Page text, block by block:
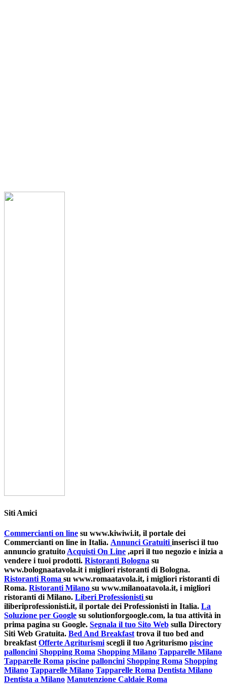
Siti Amici
Commercianti on line su www.kiwiwi.it, il portale dei
Commercianti on line in Italia. Annunci Gratuiti inserisci il tuo
annuncio gratuito Acquisti On Line ,apri il tuo negozio e inizia a
vendere i tuoi prodotti. Ristoranti Bologna su
www.bolognaatavola.it i migliori ristoranti di Bologna.
Ristoranti Roma su www.romaatavola.it, i migliori ristoranti di
Roma. Ristoranti Milano su www.milanoatavola.it, i migliori
ristoranti di Milano. Liberi Professionisti su
iliberiprofessionisti.it, il portale dei Professionisti in Italia. La
Soluzione per Google su solutionforgoogle.com, la tua attività in
prima pagina su Google. Segnala il tuo Sito Web sulla Directory
Siti Web Gratuita. Bed And Breakfast trova il tuo bed and
breakfast Offerte Agriturismi scegli il tuo Agriturismo piscine
palloncini Shopping Roma Shopping Milano Tapparelle Milano
Tapparelle Roma piscine palloncini Shopping Roma Shopping
Milano Tapparelle Milano Tapparelle Roma Dentista Milano
Dentista a Milano Manutenzione Caldaie Roma